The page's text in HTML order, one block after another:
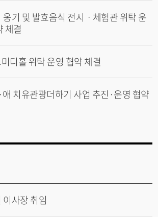
옹기 및 발효음식 전시ㆍ체험관 위탁 운
체결
디홀 위탁 운영 협약 체결
치유관광더하기 사업 추진·운영 협약
이사장 취임